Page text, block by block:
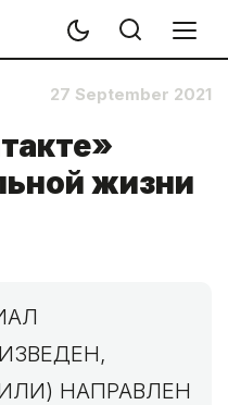
27 September 2021
жизни
НАПРАВЛЕН